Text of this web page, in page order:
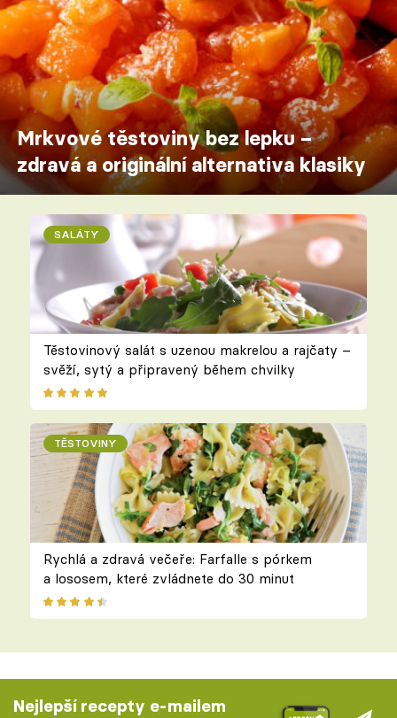
Mrkvové těstoviny bez lepku –
zdravá a originální alternativa klasiky
SALÁTY
Těstovinový salát s uzenou makrelou a rajčaty –
svěží, sytý a připravený během chvilky
TĚSTOVINY
Rychlá a zdravá večeře: Farfalle s pórkem
a lososem, které zvládnete do 30 minut
Nejlepší recepty e-mailem